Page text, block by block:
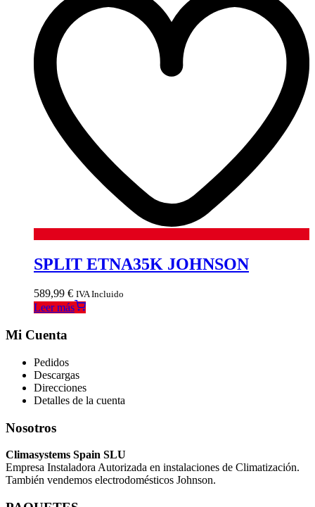
SPLIT ETNA35K JOHNSON
589,99 € IVA Incluido
Leer más
Mi Cuenta
Pedidos
Descargas
Direcciones
Detalles de la cuenta
Nosotros
Climasystems Spain SLU
Empresa Instaladora Autorizada en instalaciones de Climatización.
También vendemos electrodomésticos Johnson.